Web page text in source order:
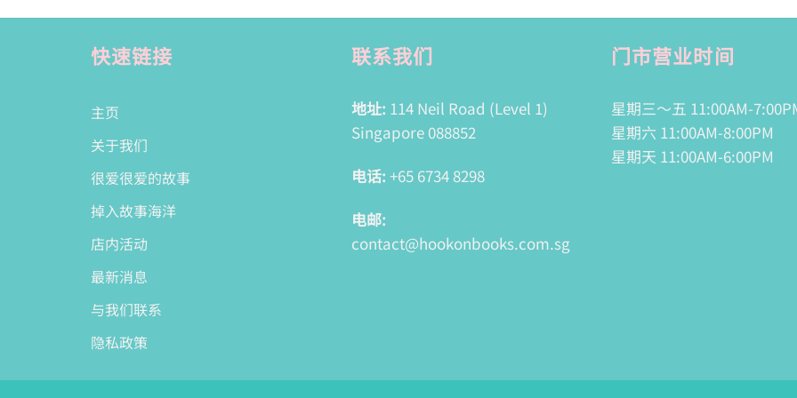
快速链接
主页
关于我们
很爱很爱的故事
掉入故事海洋
店内活动
最新消息
与我们联系
隐私政策
联系我们
地址: 114 Neil Road (Level 1)
Singapore 088852
电话: +65 6734 8298
电邮:
contact@hookonbooks.com.sg
门市营业时间
星期三～五 11:00AM-
星期六 11:00AM-8:00PM
星期天 11:00AM-6:00PM